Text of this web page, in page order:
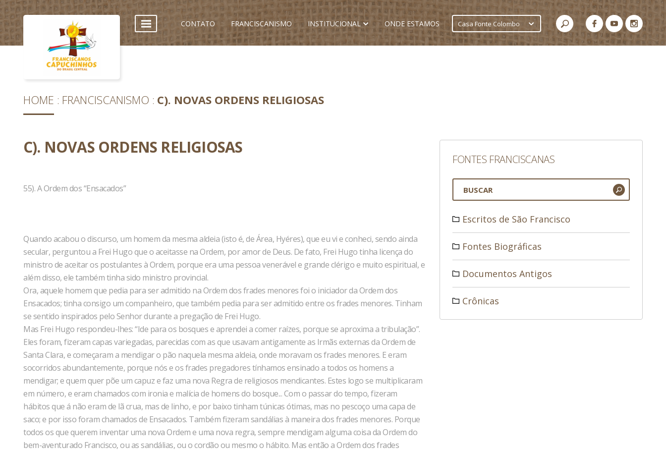
CONTATO FRANCISCANISMO INSTITUCIONAL ONDE ESTAMOS Casa Fonte Colombo
HOME FRANCISCANISMO C). NOVAS ORDENS RELIGIOSAS
C). NOVAS ORDENS RELIGIOSAS
55). A Ordem dos “Ensacados”
Quando acabou o discurso, um homem da mesma aldeia (isto é, de Área, Hyéres), que eu vi e conheci, sendo ainda
secular, perguntou a Frei Hugo que o aceitasse na Ordem, por amor de Deus. De fato, Frei Hugo tinha licença do
ministro de aceitar os postulantes à Ordem, porque era uma pessoa venerável e grande clérigo e muito espiritual, e
além disso, ele também tinha sido ministro provincial.
Ora, aquele homem que pedia para ser admitido na Ordem dos frades menores foi o iniciador da Ordem dos
Ensacados; tinha consigo um companheiro, que também pedia para ser admitido entre os frades menores. Tinham
se sentido inspirados pelo Senhor durante a pregação de Frei Hugo.
Mas Frei Hugo respondeu-lhes: “Ide para os bosques e aprendei a comer raízes, porque se aproxima a tribulação”.
Eles foram, fizeram capas variegadas, parecidas com as que usavam antigamente as Irmãs externas da Ordem de
Santa Clara, e começaram a mendigar o pão naquela mesma aldeia, onde moravam os frades menores. E eram
socorridos abundantemente, porque nós e os frades pregadores tínhamos ensinado a todos os homens a
mendigar; e quem quer põe um capuz e faz uma nova Regra de religiosos mendicantes. Estes logo se multiplicaram
em número, e eram chamados com ironia e malícia de homens do bosque... Com o passar do tempo, fizeram
hábitos que á não eram de lã crua, mas de linho, e por baixo tinham túnicas ótimas, mas no pescoço uma capa de
saco; e por isso foram chamados de Ensacados. Também fizeram sandálias à maneira dos frades menores. Porque
todos os que querem inventar uma nova Ordem e uma nova regra, sempre mendigam alguma coisa da Ordem do
bem-aventurado Francisco, ou as sandálias, ou o cordão ou mesmo o hábito. Mas então a Ordem dos frades
FONTES FRANCISCANAS
Escritos de São Francisco
Fontes Biográficas
Documentos Antigos
Crônicas